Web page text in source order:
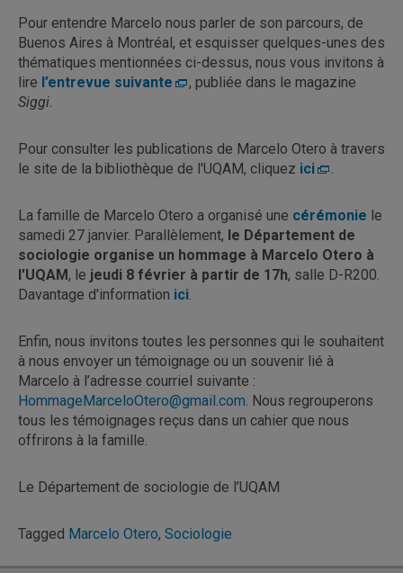
Pour entendre Marcelo nous parler de son parcours, de
Buenos Aires à Montréal, et esquisser quelques-unes des
thématiques mentionnées ci-dessus, nous vous invitons à
lire l’entrevue suivante
, publiée dans le magazine
Siggi.
Pour consulter les publications de Marcelo Otero à travers
le site de la bibliothèque de l'UQAM, cliquez ici .
La famille de Marcelo Otero a organisé une cérémonie le
samedi 27 janvier. Parallèlement, le Département de
sociologie organise un hommage à Marcelo Otero à
l'UQAM, le jeudi 8 février à partir de 17h, salle D-R200.
Davantage d'information ici.
Enfin, nous invitons toutes les personnes qui le souhaitent
à nous envoyer un témoignage ou un souvenir lié à
Marcelo à l’adresse courriel suivante :
HommageMarceloOtero@gmail.com. Nous regrouperons
tous les témoignages reçus dans un cahier que nous
offrirons à la famille.
Le Département de sociologie de l’UQAM
Tagged Marcelo Otero, Sociologie